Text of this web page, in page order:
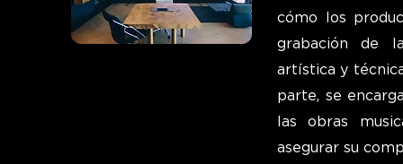
cómo los
grabación de
artística y
parte, se
las obras
asegurar su